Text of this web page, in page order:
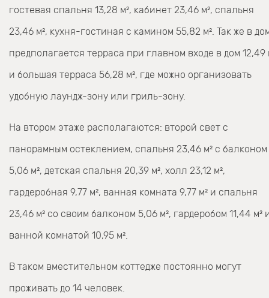
гостевая спальня 13,28 м², кабинет 23,46 м², спальня
23,46 м², кухня-гостиная с камином 55,82 м². Так же в
предполагается терраса при главном входе в дом 12,49
и большая терраса 56,28 м², где можно организовать
удобную лаундж-зону или гриль-зону.
На втором этаже располагаются: второй свет с
панорамным остеклением, спальня 23,46 м² с балконом
5,06 м², детская спальня 20,39 м², холл 23,12 м²,
гардеробная 9,77 м², ванная комната 9,77 м² и спальня
23,46 м² со своим балконом 5,06 м², гардеробом 11,44 м²
ванной комнатой 10,95 м².
В таком вместительном коттедже постоянно могут
проживать до 14 человек.